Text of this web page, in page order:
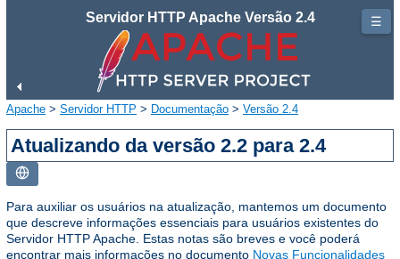
Servidor HTTP Apache Versão 2.4
Apache > Servidor HTTP > Documentação > Versão 2.4
Atualizando da versão 2.2 para 2.4
Para auxiliar os usuários na atualização, mantemos um documento
que descreve informações essenciais para usuários existentes do
Servidor HTTP Apache. Estas notas são breves e você poderá
encontrar mais informações no documento Novas Funcionalidades
☰